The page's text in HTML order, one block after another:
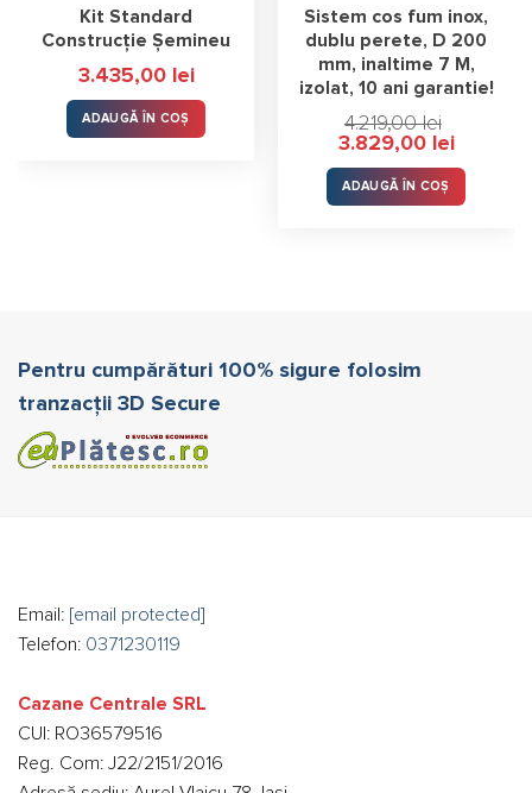
Kit Standard
Construcție Șemineu
3.435,00 lei
ADAUGĂ ÎN COȘ
Sistem cos fum inox,
dublu perete, D 200
mm, inaltime 7 M,
izolat, 10 ani garantie!
4.219,00lei
Prețul
a
fost:
4.219,00 lei.
3.829,00 leiPrețul
este:
ADAUGĂ ÎN COȘ
Pentru cumpărături 100% sigure folosim
tranzacții 3D Secure
Email: [email protected]
Telefon: 0371230119
Cazane Centrale SRL
CUI: RO36579516
Reg. Com: J22/2151/2016